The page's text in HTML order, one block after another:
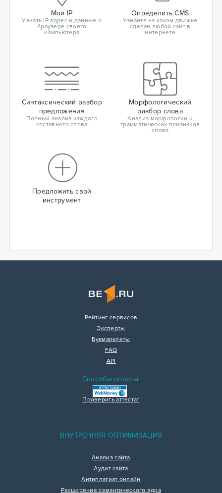
Мой IP
Узнать IP адрес и данные о
браузере своего
компьютера
Определить CMS
Узнайте на каком движке
сделан любой сайт в
интернете
Синтаксический разбор
предложения
Полный анализ каждого
составного слова
Морфологический
разбор слова
Анализ морфологии и
грамматических признаков
слова
Предложить свой
инструмент
Рейтинг сервисов
Эксперты
Букмарклеты
FAQ
API
Способы оплаты:
Проверить аттестат
ВНУТРЕННЯЯ ОПТИМИЗАЦИЯ
Анализ сайта
Аудит сайта
Антиплагиат онлайн
Расширение семантического ядра